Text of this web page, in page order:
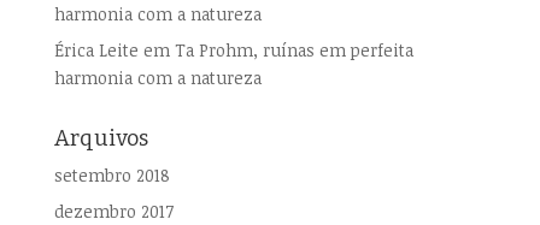
harmonia com a natureza
Érica Leite em Ta Prohm, ruínas em perfeita
harmonia com a natureza
Arquivos
setembro 2018
dezembro 2017